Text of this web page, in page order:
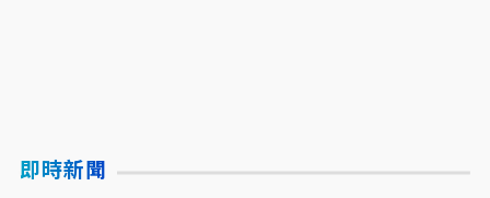
即時新聞